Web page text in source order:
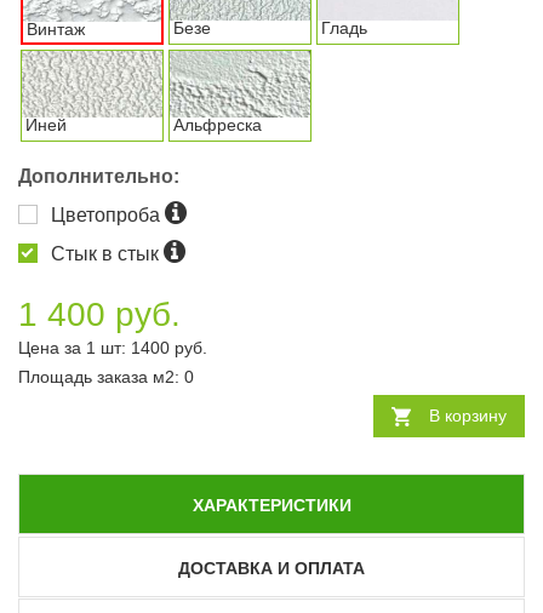
Винтаж Безе Гладь
Иней Альфреска
Дополнительно:
Цветопроба
Стык в стык
1 400 руб.
Цена за 1 шт: 1400 руб.
Площадь заказа м2: 0
В корзину
ХАРАКТЕРИСТИКИ
ДОСТАВКА И ОПЛАТА